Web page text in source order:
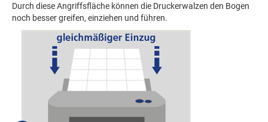
Durch diese Angriffsfläche können die Druckerwalzen den Bogen
noch besser greifen, einziehen und führen.